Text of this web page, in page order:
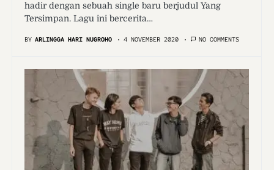
hadir dengan sebuah single baru berjudul Yang
Tersimpan. Lagu ini bercerita…
BY ARLINGGA HARI NUGROHO 4 NOVEMBER 2020 NO COMMENTS